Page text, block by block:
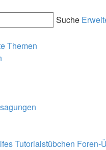
Suche
Themen
Tutorialstübchen Foren-